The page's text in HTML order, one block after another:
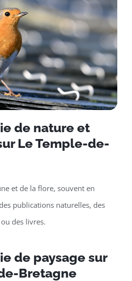
de nature et
Le Temple-de-
et de la flore, souvent en
publications naturelles, des
des livres.
de paysage sur
Bretagne